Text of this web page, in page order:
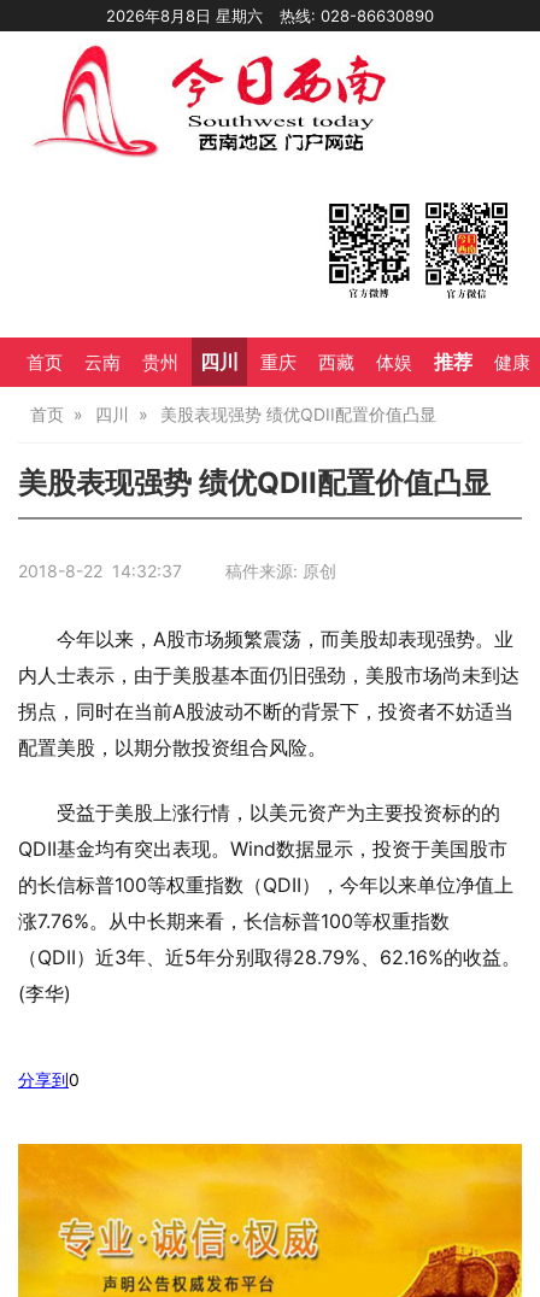
2026年8月8日 星期六 热线: 028-86630890
首页 云南 贵州 四川 重庆 西藏 体娱 推荐 健康
首页 四川 美股表现强势 绩优QDII配置价值凸显
美股表现强势 绩优QDII配置价值凸显
2018-8-22 14:32:37 稿件来源: 原创
今年以来，A股市场频繁震荡，而美股却表现强势。业
内人士表示，由于美股基本面仍旧强劲，美股市场尚未到达
拐点，同时在当前A股波动不断的背景下，投资者不妨适当
配置美股，以期分散投资组合风险。
受益于美股上涨行情，以美元资产为主要投资标的的
QDII基金均有突出表现。Wind数据显示，投资于美国股市
的长信标普100等权重指数（QDII），今年以来单位净值上
涨7.76%。从中长期来看，长信标普100等权重指数
（QDII）近3年、近5年分别取得28.79%、62.16%的收益。
(李华)
分享到0